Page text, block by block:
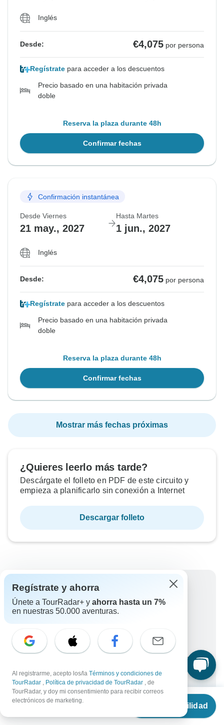
Desde €3,825
Ver disponibilidad
Inglés
Desde: €4,075 por persona
Regístrate para acceder a los descuentos
Precio basado en una habitación privada
doble
Reserva la plaza durante 48h
Confirmar fechas
Confirmación instantánea
Desde Viernes
21 may., 2027
Hasta Martes
1 jun., 2027
Inglés
Desde: €4,075 por persona
Regístrate para acceder a los descuentos
Precio basado en una habitación privada
doble
Reserva la plaza durante 48h
Confirmar fechas
Mostrar más fechas próximas
¿Quieres leerlo más tarde?
Descárgate el folleto en PDF de este circuito y
empieza a planificarlo sin conexión a Internet
Descargar folleto
¿Por qué reservar con TourRadar?
Opciones de pago flexibles
Garantía del mejor precio
Disfruta de descuentos exclusivos para socios
de TourRadar+
Para proteger tu pago y garantizar que tu reserva se
procese en Austria, nunca realices transferencias o
comunicaciones fuera del sitio web o la aplicación de
Más beneficios
Regístrate y ahorra
Únete a TourRadar+ y ahorra hasta un 7%
en nuestras 50.000 aventuras.
Al registrarme, acepto los/la Términos y condiciones de
TourRadar , Política de privacidad de TourRadar , de
TourRadar, y doy mi consentimiento para recibir correos
electrónicos de marketing.